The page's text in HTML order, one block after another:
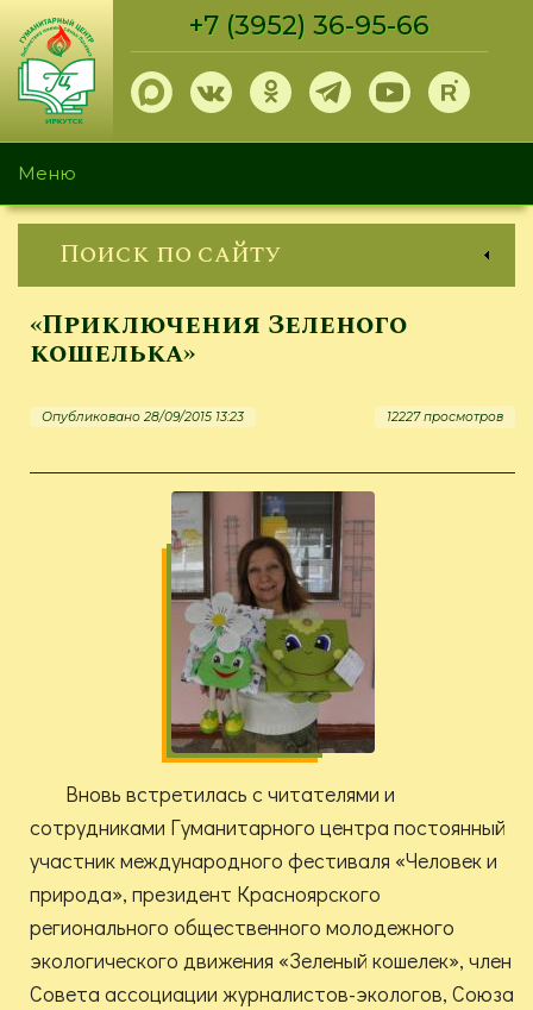
Перейти
основному
содержанию
+7 (3952) 36-95-66
Меню
Поиск по сайту
«Приключения Зеленого
кошелька»
Опубликовано 28/09/2015 13:23 12227 просмотров
Вновь встретилась с читателями и
сотрудниками Гуманитарного центра постоянный
участник международного фестиваля «Человек и
природа», президент Красноярского
регионального общественного молодежного
экологического движения «Зеленый кошелек», член
Совета ассоциации журналистов-экологов, Союза